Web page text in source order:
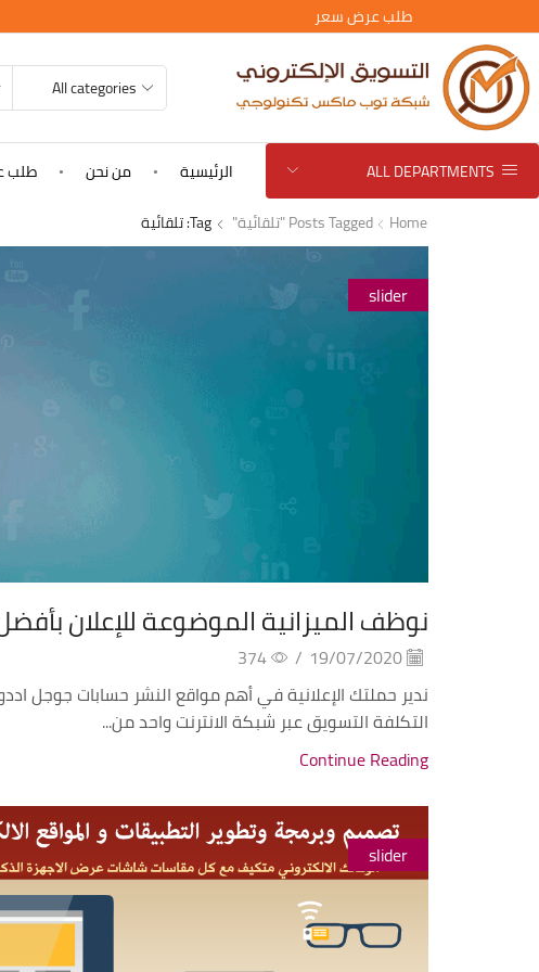
طلب عرض سعر
ALL DEPARTMENTS
الرئيسية من نحن طلب
Home
Posts Tagged "تلقائية" Tag: تلقائية
slider
نوظف الميزانية الموضوعة للإعلان
/
374
ندير حملتك الإعلانية في أهم مواقع النشر حسابات جوجل
التكلفة التسويق عبر شبكة الانترنت واحد من...
Continue Reading
slider